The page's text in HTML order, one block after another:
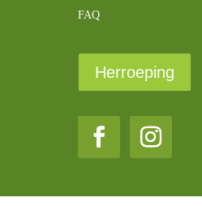
FAQ
Herroeping